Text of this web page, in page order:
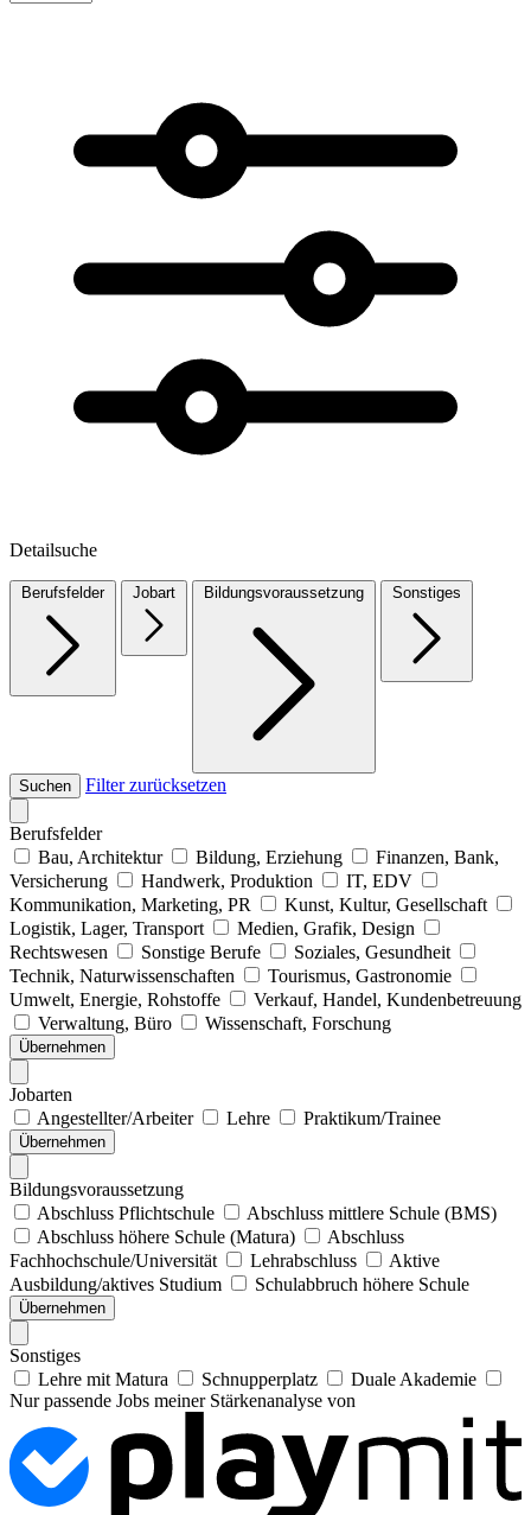
Detailsuche
Berufsfelder Jobart Bildungsvoraussetzung Sonstiges
Suchen Filter zurücksetzen
Berufsfelder
Bau, Architektur
Bildung, Erziehung
Finanzen, Bank,
Versicherung
Handwerk, Produktion
IT, EDV
Kommunikation, Marketing, PR
Kunst, Kultur, Gesellschaft
Logistik, Lager, Transport
Medien, Grafik, Design
Rechtswesen
Sonstige Berufe
Soziales, Gesundheit
Technik, Naturwissenschaften
Tourismus, Gastronomie
Umwelt, Energie, Rohstoffe
Verkauf, Handel, Kundenbetreuung
Verwaltung, Büro
Wissenschaft, Forschung
Übernehmen
Jobarten
Angestellter/Arbeiter
Lehre Praktikum/Trainee
Übernehmen
Bildungsvoraussetzung
Abschluss Pflichtschule
Abschluss mittlere Schule (BMS)
Abschluss höhere Schule (Matura)
Abschluss
Fachhochschule/Universität
Lehrabschluss
Aktive
Ausbildung/aktives Studium
Schulabbruch höhere Schule
Übernehmen
Sonstiges
Lehre mit Matura
Schnupperplatz
Duale Akademie
Nur passende Jobs meiner Stärkenanalyse von